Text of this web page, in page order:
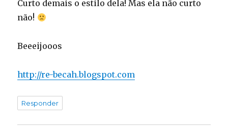
Curto demais o estilo dela! Mas ela não curto
não!
Beeeijooos
http://re-becah.blogspot.com
Responder